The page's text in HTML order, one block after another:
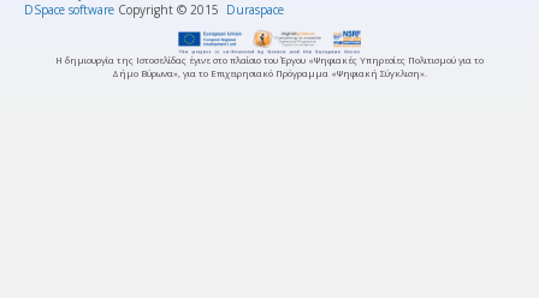
DSpace software Copyright © 2015 Duraspace
Η δημιουργία της Ιστοσελίδας έγινε στο πλαίσιο του Έργου «Ψηφιακές Υπηρεσίες Πολιτισμού για το
Δήμο Βύρωνα», για το Επιχειρησιακό Πρόγραμμα «Ψηφιακή Σύγκλιση».